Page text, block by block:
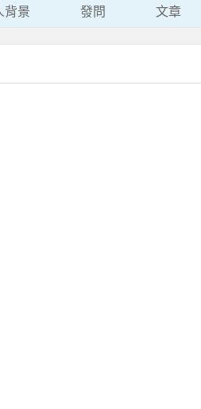
背景 發問 文章